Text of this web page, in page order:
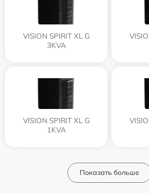
VISION SPIRIT XL G
3KVA
VISION SPIRIT XL G
1KVA
Показать больше